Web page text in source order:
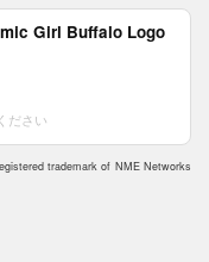
Girl Buffalo Logo
ださい
trademark of NME Networks